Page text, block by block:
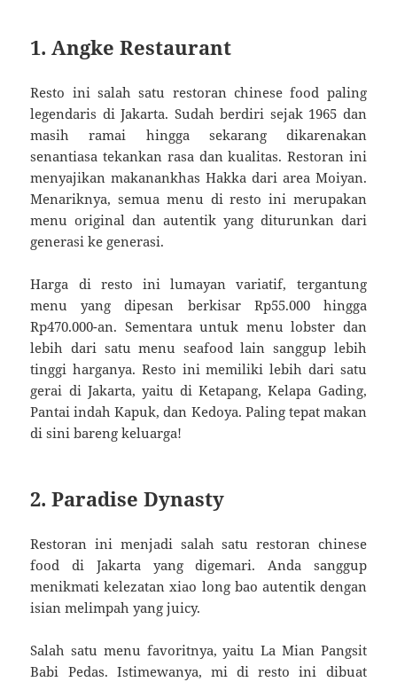
1. Angke Restaurant
Resto ini salah satu restoran chinese food paling
legendaris di Jakarta. Sudah berdiri sejak 1965 dan
masih ramai hingga sekarang dikarenakan
senantiasa tekankan rasa dan kualitas. Restoran ini
menyajikan makanankhas Hakka dari area Moiyan.
Menariknya, semua menu di resto ini merupakan
menu original dan autentik yang diturunkan dari
generasi ke generasi.
Harga di resto ini lumayan variatif, tergantung
menu yang dipesan berkisar Rp55.000 hingga
Rp470.000-an. Sementara untuk menu lobster dan
lebih dari satu menu seafood lain sanggup lebih
tinggi harganya. Resto ini memiliki lebih dari satu
gerai di Jakarta, yaitu di Ketapang, Kelapa Gading,
Pantai indah Kapuk, dan Kedoya. Paling tepat makan
di sini bareng keluarga!
2. Paradise Dynasty
Restoran ini menjadi salah satu restoran chinese
food di Jakarta yang digemari. Anda sanggup
menikmati kelezatan xiao long bao autentik dengan
isian melimpah yang juicy.
Salah satu menu favoritnya, yaitu La Mian Pangsit
Babi Pedas. Istimewanya, mi di resto ini dibuat